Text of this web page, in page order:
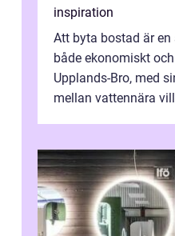
inspiration
Att byta bostad är
både ekonomiskt
Upplands-Bro, med
mellan vattennära